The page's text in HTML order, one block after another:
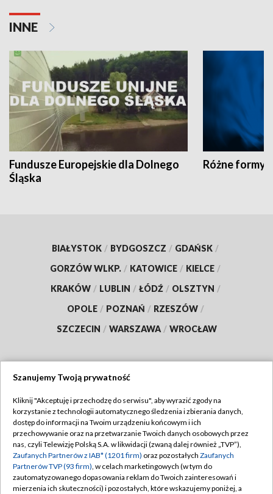
INNE
Fundusze Europejskie dla Dolnego
Śląska
Różne formy
BIAŁYSTOK / BYDGOSZCZ / GDAŃSK /
GORZÓW WLKP. / KATOWICE / KIELCE /
KRAKÓW / LUBLIN / ŁÓDŹ / OLSZTYN /
OPOLE / POZNAŃ / RZESZÓW /
SZCZECIN / WARSZAWA / WROCŁAW
TVP
Abonament TVP
Emisja w TVP
Centrum informacji TVP
Regulamin TVP
Polityka prywatności
Moje zgody
Szanujemy Twoją prywatność
Kliknij "Akceptuję i przechodzę do serwisu", aby wyrazić zgody na
korzystanie z technologii automatycznego śledzenia i zbierania danych,
dostęp do informacji na Twoim urządzeniu końcowym i ich
przechowywanie oraz na przetwarzanie Twoich danych osobowych przez
nas, czyli Telewizję Polską S.A. w likwidacji (zwaną dalej również „TVP”),
Zaufanych Partnerów z IAB* (1201 firm) oraz pozostałych Zaufanych
Partnerów TVP (93 firm), w celach marketingowych (w tym do
zautomatyzowanego dopasowania reklam do Twoich zainteresowań i
mierzenia ich skuteczności) i pozostałych, które wskazujemy poniżej, a